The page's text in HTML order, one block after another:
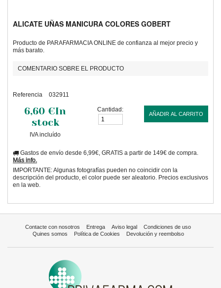
ALICATE UÑAS MANICURA COLORES GOBERT
Producto de PARAFARMACIA ONLINE de confianza al mejor precio y
más barato.
COMENTARIO SOBRE EL PRODUCTO
Referencia 032911
6,60 €In
stock
IVA incluído
Cantidad:
AÑADIR AL CARRITO
Gastos de envío desde 6,99€, GRATIS a partir de 149€ de compra.
Más info.
IMPORTANTE: Algunas fotografías pueden no coincidir con la
descripción del producto, el color puede ser aleatorio. Precios exclusivos
en la web.
Contacte con nosotros Entrega Aviso legal
Condiciones de uso
Quines somos
Política de Cookies Devolución y reembolso